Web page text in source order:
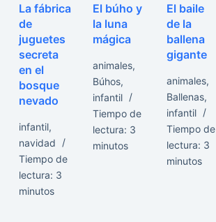
La fábrica
de
juguetes
secreta
en el
bosque
nevado
infantil,
navidad
Tiempo de
lectura: 3
minutos
El búho y
la luna
mágica
animales,
Búhos,
infantil
Tiempo de
lectura: 3
minutos
El baile
de la
ballena
gigante
animales,
Ballenas,
infantil
Tiempo de
lectura: 3
minutos